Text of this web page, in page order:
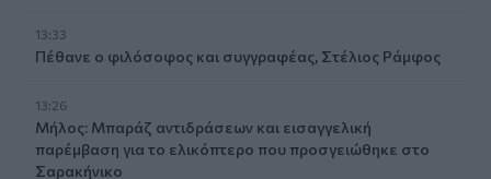
13:33
Πέθανε ο φιλόσοφος και συγγραφέας, Στέλιος Ράμφος
13:26
Μήλος: Μπαράζ αντιδράσεων και εισαγγελική
παρέμβαση για το ελικόπτερο που προσγειώθηκε στο
Σαρακήνικο